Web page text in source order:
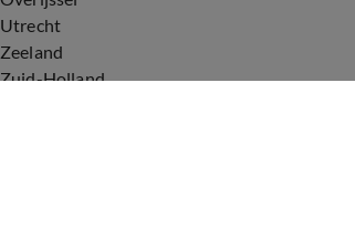
Utrecht
Zeeland
Zuid-Holland